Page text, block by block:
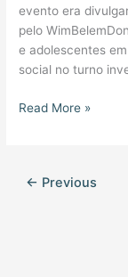
evento era
pelo
e adolescentes
social no turno
Read More »
← Previous